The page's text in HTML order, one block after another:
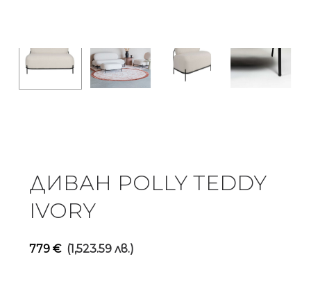
ДИВАН POLLY TEDDY
IVORY
779 € (1,523.59 лв.)